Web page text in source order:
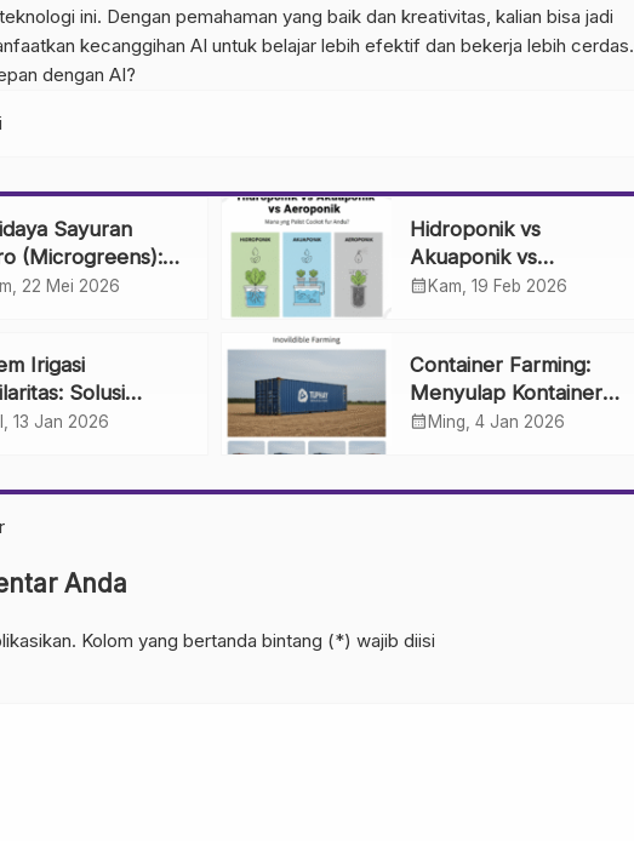
ini. Dengan pemahaman yang baik dan kreativitas, kalian bisa jadi
kecanggihan AI untuk belajar lebih efektif dan bekerja lebih cerdas.
dengan AI?
Sayuran
(Microgreens):
Cepat, Untung
22 Mei 2026
Hidroponik vs
Akuaponik vs
Aeroponik: Mana yang
calendar_month Kam, 19 Feb 2026
Irigasi
Solusi
untuk
13 Jan 2026
Container Farming:
Menyulap Kontainer
Bekas menjadi Kebun
calendar_month Ming, 4 Jan 2026
Anda
Kolom yang bertanda bintang (*) wajib diisi